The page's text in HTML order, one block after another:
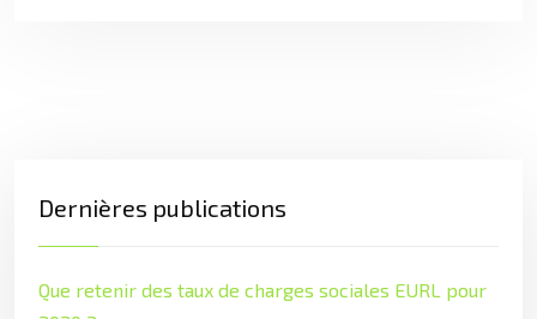
Dernières publications
Que retenir des taux de charges sociales EURL pour